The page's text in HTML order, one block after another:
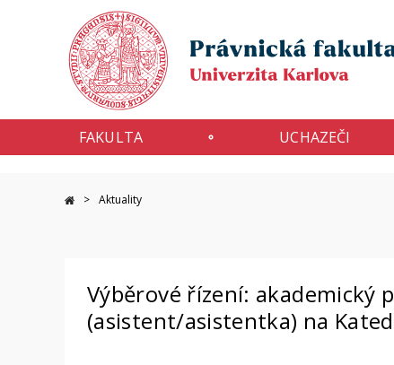
FAKULTA UCHAZEČI
Aktuality
Výběrové řízení: akademický
(asistent/asistentka) na